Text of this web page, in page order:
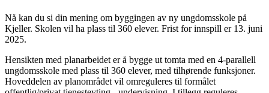
Nå kan du si din mening om byggingen av ny ungdomsskole på
Kjeller. Skolen vil ha plass til 360 elever. Frist for innspill er 13. juni
2025.
Hensikten med planarbeidet er å bygge ut tomta med en 4-parallell
ungdomsskole med plass til 360 elever, med tilhørende funksjoner.
Hoveddelen av planområdet vil omreguleres til formålet